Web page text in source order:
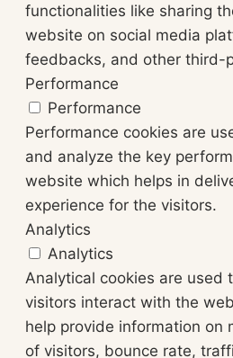
functionalities like sharing
website on social media
feedbacks, and other third-
Performance
Performance
Performance cookies are
and analyze the key
website which helps in
experience for the visitors.
Analytics
Analytics
Analytical cookies are used
visitors interact with the
help provide information on
of visitors, bounce rate,